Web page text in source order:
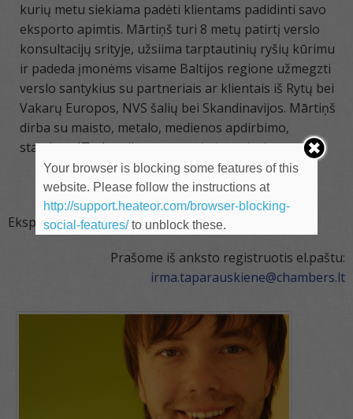
kurių metu siekiama padėti klientams padidinti savo
eksporto apimtis. Mārtiņš turi 8 metų patirtį verslo
konsultacijų srityje, užsiima tarptautinių ryšių kūrimu
ir padeda įmonėms visame Baltijos regione užmegzti
verslo santykius su partneriais ar klientais iš Rytų bei
Vakarų Europos, NVS šalių bei Skandinavijos. Mārtiņš
dirba su maisto, metalo, medienos apdirbimo,
statybos, IT, chemijos pramonės įmonėmis.
Kviečiame aktyviai dalyvauti
Eksportuotojų klubo valdyba
Prašome iš anksto registruotis el.paštu:
irma.taparauskiene@chambers.lt
Your browser is blocking some features of this
website. Please follow the instructions at
http://support.heateor.com/browser-blocking-
social-features/to unblock these.